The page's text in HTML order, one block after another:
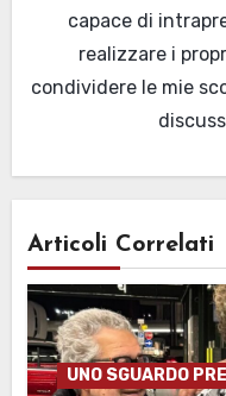
capace di
realizzare i
condividere le mie
Articoli Correlati
UNO SGUARDO